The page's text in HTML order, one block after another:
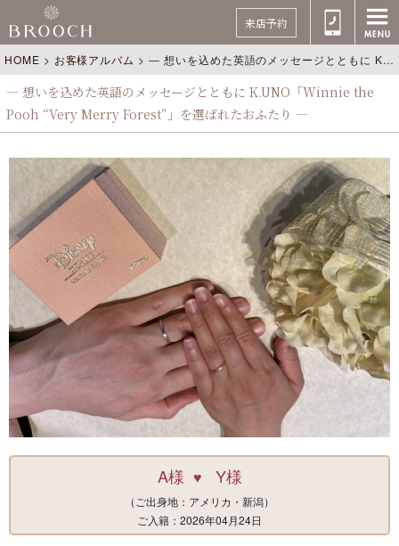
来店予約
HOME > お客様アルバム >― 想いを込めた英語のメッセージとともに K.UNO「Winnie the Pooh “Very Merry Forest”」を選ばれたおふたり ―
― 想いを込めた英語のメッセージとともに K.UNO「Winnie the
Pooh “Very Merry Forest”」を選ばれたおふたり ―
A様 ♥ Y様
（ご出身地：アメリカ・新潟）
ご入籍：2026年04月24日